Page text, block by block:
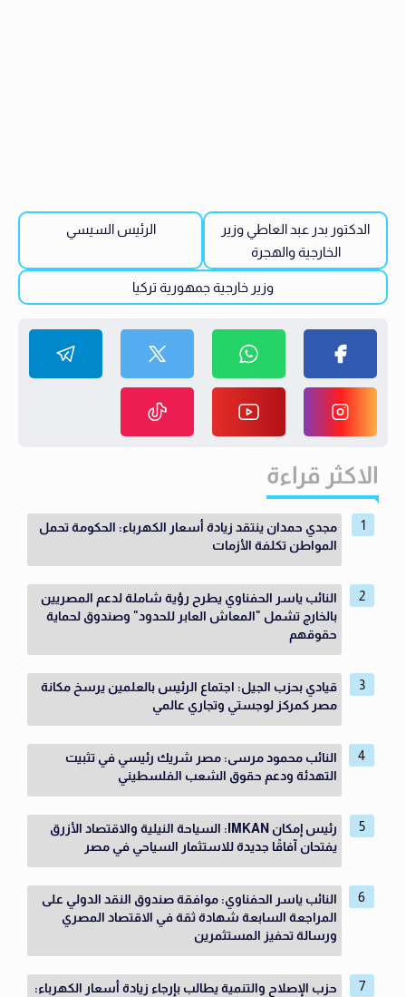
الدكتور بدر عبد العاطي وزير
الخارجية والهجرة
الرئيس السيسي
وزير خارجية جمهورية تركيا
الاكثر قراءة
مجدي حمدان ينتقد زيادة أسعار الكهرباء: الحكومة تحمل
المواطن تكلفة الأزمات
النائب ياسر الحفناوي يطرح رؤية شاملة لدعم المصريين
بالخارج تشمل "المعاش العابر للحدود" وصندوق لحماية
حقوقهم
قيادي بحزب الجيل: اجتماع الرئيس بالعلمين يرسخ مكانة
مصر كمركز لوجستي وتجاري عالمي
النائب محمود مرسى: مصر شريك رئيسي في تثبيت
التهدئة ودعم حقوق الشعب الفلسطيني
رئيس إمكان IMKAN: السياحة النيلية والاقتصاد الأزرق
يفتحان آفاقًا جديدة للاستثمار السياحي في مصر
النائب ياسر الحفناوي: موافقة صندوق النقد الدولي على
المراجعة السابعة شهادة ثقة في الاقتصاد المصري
ورسالة تحفيز المستثمرين
حزب الإصلاح والتنمية يطالب بإرجاء زيادة أسعار الكهرباء: